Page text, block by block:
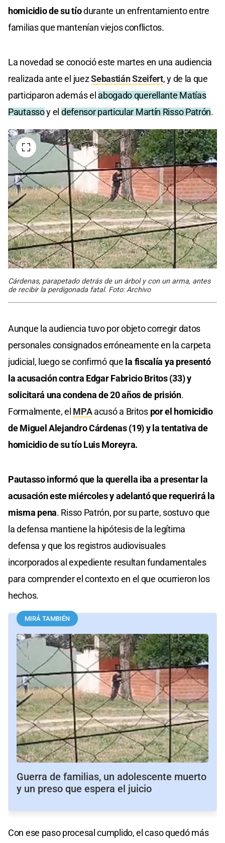
homicidio de su tíodurante un enfrentamiento entre
familias que mantenían viejos conflictos.
La novedad se conoció este martes en una audiencia
realizada ante el juezSebastián Szeifert, y de la que
participaron además el abogado querellante Matías
Pautassoy el defensor particular Martín Risso Patrón.
Cárdenas, parapetado detrás de un árbol y con un arma, antes
de recibir la perdigonada fatal. Foto: Archivo
Aunque la audiencia tuvo por objeto corregir datos
personales consignados erróneamente en la carpeta
judicial, luego se confirmó que la fiscalía ya presentó
la acusación contra Edgar Fabricio Britos (33) y
solicitará una condena de 20 años de prisión.
Formalmente, el MPAacusó a Britos por el homicidio
de Miguel Alejandro Cárdenas (19) y la tentativa de
homicidio de su tío Luis Moreyra.
Pautasso informó que la querella iba a presentar la
acusación este miércoles y adelantó que requerirá la
misma pena. Risso Patrón, por su parte, sostuvo que
la defensa mantiene la hipótesis de la legítima
defensa y que los registros audiovisuales
incorporados al expediente resultan fundamentales
para comprender el contexto en el que ocurrieron los
hechos.
MIRÁ TAMBIÉN
Guerra de familias, un adolescente muerto
y un preso que espera el juicio
Con ese paso procesal cumplido, el caso quedó más